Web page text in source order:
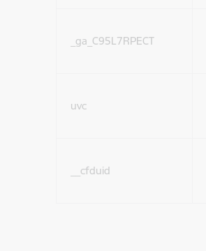
_ga_C95L7RPECT
uvc
__cfduid